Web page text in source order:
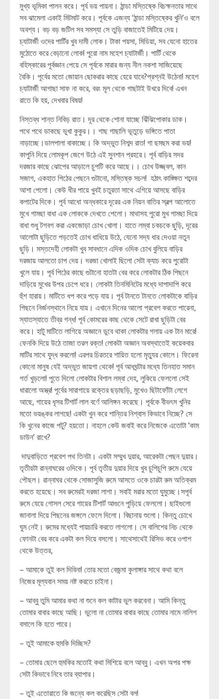
মুখ্য ভূমিকা পালন করে। পূর্ব ভয় পায়না। ঠান্ডা মস্তিষ্কে বিচক্ষনতার সাথে
সব ঝামেলা একাই মিটমাট করে। পূর্বকে এজন্য ‘ঠান্ডা মস্তিষ্কের খুনি’ও বলে
অবশ্য। বড় বড় জটিল সব সমস্যা সে তুড়ি বাজাতেই মিটিয়ে দেয়।
চ্যাটার্জী ওদের পার্টির খুব দামী লোক। টাকা পয়সা, মিডিয়া, সব যেনো হাতের
মুঠোতে করে বেড়ানো লোক! পুরো নাম মহেশ চ্যাটার্জী। পার্টি থেকে
বহিস্কারের পূর্বজ্ঞান পেয়ে সে পূর্বকে মারার জন্য নীল নকশা সাজিয়েছে
বৈকি। পূর্বের মতো জোয়ান ছোকরার কাছে হেরে যাবে?প্রশ্নই উঠেনা! মহেশ
চ্যাটার্জী আগাছা সাফ না করে, বরং মূল থেকে গাছটাই উখরে দিবে! এখন
রাতে কি হয়, দেখবার বিষয়!
নিস্তব্ধ শান্ত নিবিড় রাত। দূর থেকে শোনা যাচ্ছে ঝিঁঝিপোকার ডাক।
পথে পথে ডাকছে ভুখা কুকুর।। গাছ গাছালি ভূতুড়ে ভঙ্গিতে পাতা
নাড়াচ্ছে।ডালপালা বাকাচ্ছে। কি অদ্ভুত নিশব্দ রাত! গা ছমছম করা ভয়!
কাপুনি দিয়ে লোমকূপ জেগে উঠে এই সুনশান প্রহরে। পূর্ব বাড়ির সদর
দরজার কাছে ঝোপের আড়ালে চুপটি করে আছে।। চোখ উজ্জ্বল, কান
সজাগ, একহাত পিঠের পেছনে গুটানো, মস্তিষ্ক সচল! হঠাৎ কাঙ্ক্ষিত শব্দের
আশা পেলো। কেউ ধীর পায়ে খুবই চতুরতা সাথে এগিয়ে আসছে বাড়ির
কপাটের দিকে। পূর্ব আধো অন্ধকারে দূরের এক নিয়ন বাতির স্বল্প আলোতে
মুখে গামছা বাধা এক লোককে দেখতে পেলো। মাথাসহ পুরো মুখ গামছা দিয়ে
বাধা শুধু টগবগ করা একজোড়া চোখ খোলা। হাতে লম্বা চকচকে ছুড়ি, দূরের
আলোটা ছুড়িতে পড়তেই চোখ ধাধিয়ে উঠে, যেনো সদ্য ধার দেওয়া নতুন
ছুড়ি। মস্তদেহী লোকটা খুব সাবধানে এদিক ওদিক চোখ বুলিয়ে বাড়ির
দরজায় আলতো চাপ দেয়। দরজা খোলাই ছিলো সেটা ক্যাচ করে পুরোটা
খুলে যায়। পূর্ব পিঠের কাছে গুটানো হাতটা বের করে লোকটার ঠিক পিছনে
দাড়িয়ে মুখের উপর চেপে ধরে। লোকটা তিনমিনিটের মধ্যে দাপাদাপি করে
হুঁশ হারায়। মাটিতে ধপ করে পড়ে যায়। পূর্ব টানতে টানতে লোকটাকে বাড়ির
পিছনে নির্জনস্থানে নিয়ে যায়। এখানে দিনের আলো প্রবেশ করতে পারেনা,
স্যাতস্যাতে তীব্র গন্ধ! পূর্ব কোমরের কাছ থেকে সেটে রাখা ছুড়িটা বের
করে। হাটু মাটিতে লাগিয়ে অজ্ঞানে ডুবে থাকা লোকটার গলায় এক টান মারে!
ফেনকি দিয়ে উঠে তাজা তরল রক্ত! লোকটা অজ্ঞান অবস্থাতেই কয়েকবার
মাটির সাথে যুদ্ধ করলো! এরপর চিরতরে শায়িত হলো মৃত্যুর কোলে। ফিরেনা
কোনো মানুষ যেই অদ্ভুত জায়গা থেকে! পূর্ব আধঘন্টার মধ্যে তিনহাত সমান
গর্ত খুড়লো! পুতে দিলো লোকটার বিশাল লম্বা দেহ, লুকিয়ে ফেললো সেই
ধারালো অস্ত্র! পূর্বের সারাগায়ে রক্তের ছড়াছড়ি, মুখেও ছিটাফোঁটা লেগে
আছে, গায়ের ধূসর টিশার্ট লাল বর্ণে আলিঙ্গন করেছে। পূর্বকে বীভৎস খুনির
মতো ভয়ঙ্কর লাগছে! একটা খুন করে শান্তির নিশ্বাস কিভাবে নিচ্ছে? সে
কি খুনের কাজে পটু? হয়তো। নাহলে কেউ জবাই করে নিজেকে এতোটা ‘কাম
ডাউন’ রাখে?
দাদুবাড়িতে প্রবেশ পথ তিনটা। একটা সম্মুখ দুয়ার, আরেকটা পেছন দুয়ার।
তৃতীয়টা রান্নাঘরের ওদিকে। পূর্ব তৃতীয় দুয়ার দিয়ে খুব চুপিচুপি রুমে যেয়ে
পৌছল। রান্নাঘর থেকে সোজাসুজি রুমে আসতে ওকে চারটা রুম অতিক্রম
করতে হয়েছে। সব রুমেরই দরজা লাগা। সবাই মরার মতো ঘুমুচ্ছে।সপূর্ব
রুমে যেয়ে গোসল সেরে গায়ের টিশার্ট আগুনে পুড়িয়ে ফেললো। ছাইগুলো
জানালা দিয়ে পিছনের জঙ্গলে ফেলে দিলো। বিছানায় শুলো। কিন্তু চোখে
ঘুম নেই। রুমের মধ্যেই পায়চারি করতে লাগলো। সে বালিশের নিচ থেকে
ফোনটা বের করে একটা কল দিয়ে বসলো। সাথেসাথেই রিসিভ করে ওপাশ
থেকে উত্তর,
– আমাকে তুই কল দিবিনা! তোর মতো বেজন্মা কুলাঙ্গার সাথে কথা বলে
নিজের মূল্যবান সময় নষ্ট করতে চাইনা।
– আব্বু তুমি আমার কথা না শুনে কল কাটার ভুল করবেনা। আমি কিন্তু
তোমার বাবার কাছে আছি। ভুলো না তোমার বাবার কাছে তোমার নামে নালিশ
বসালে কি হতে পারে।
– তুই আমাকে হুমকি দিচ্ছিস?
– তোমার ছেলে হুমকির মতোই কথা মিশিয়ে বলে আব্বু। এখন অপর পক্ষ
সেটা কিভাবে নিবে তার ব্যাপার।
– তুই এতোরাতে কি জন্যে কল করেছিস সেটা বল!